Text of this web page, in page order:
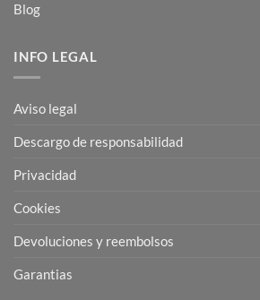
Blog
INFO LEGAL
Aviso legal
Descargo de responsabilidad
Privacidad
Cookies
Devoluciones y reembolsos
Garantias